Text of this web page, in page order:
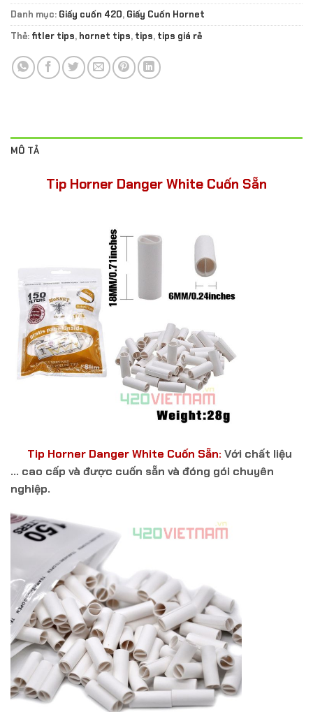
Danh mục: Giấy cuốn 420, Giấy Cuốn Hornet
Thẻ: fitler tips, hornet tips, tips, tips giá rẻ
MÔ TẢ
Tip Horner Danger White Cuốn Sẵn
Tip Horner Danger White Cuốn Sẵn: Với chất liệu
… cao cấp và được cuốn sẵn và đóng gói chuyên
nghiệp.